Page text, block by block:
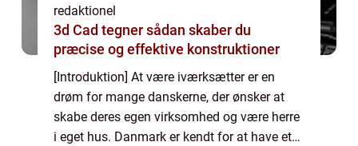
redaktionel
3d Cad tegner sådan skaber du
præcise og effektive konstruktioner
[Introduktion] At være iværksætter er en
drøm for mange danskerne, der ønsker at
skabe deres egen virksomhed og være herre
i eget hus. Danmark er kendt for at have et